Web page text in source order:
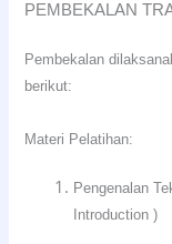
PEMBEKALAN
Pembekalan
berikut:
Materi Pelatihan:
Pengenalan
Introduction )